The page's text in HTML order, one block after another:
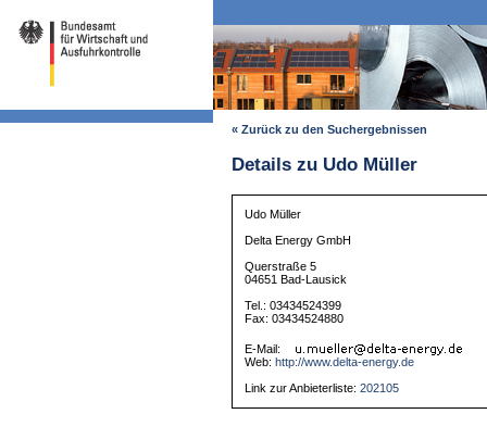
« Zurück zu den Suchergebnissen
Details zu Udo Müller
Udo Müller
Delta Energy GmbH
Querstraße 5
04651 Bad-Lausick
Tel.: 03434524399
Fax: 03434524880
E-Mail:
Web: http://www.delta-energy.de
Link zur Anbieterliste:202105